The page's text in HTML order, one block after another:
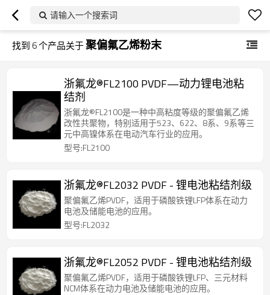
请输入一个搜索词
找到6个产品关于聚偏氟乙烯粉末
浙氟龙®FL2100 PVDF—动力锂电池粘
结剂
浙氟龙®FL2100是一种中高粘度等级的聚偏氟乙烯
改性共聚物，特别适用于523、622、8系、9系等三
元中高镍体系在电动汽车行业的应用。
型号:FL2100
浙氟龙®FL2032 PVDF - 锂电池粘结剂级
聚偏氟乙烯PVDF，适用于磷酸铁锂LFP体系在动力
电池及储能电池的应用。
型号:FL2032
浙氟龙®FL2052 PVDF - 锂电池粘结剂级
聚偏氟乙烯PVDF，适用于磷酸铁锂LFP、三元材料
NCM体系在动力电池及储能电池的应用。